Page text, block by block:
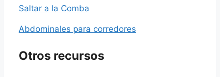
Saltar a la Comba
Abdominales para corredores
Otros recursos